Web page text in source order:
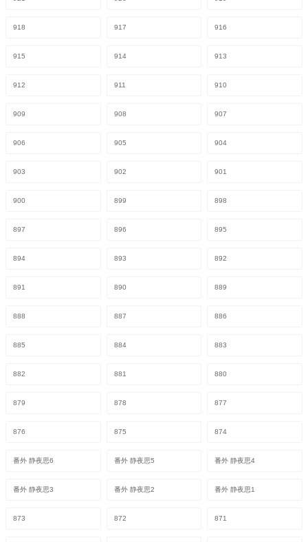
918 917 916
915 914 913
912 911 910
909 908 907
906 905 904
903 902 901
900 899 898
897 896 895
894 893 892
891 890 889
888 887 886
885 884 883
882 881 880
879 878 877
876 875 874
番外 静夜思6 番外 静夜思5 番外 静夜思4
番外 静夜思3 番外 静夜思2 番外 静夜思1
873 872 871